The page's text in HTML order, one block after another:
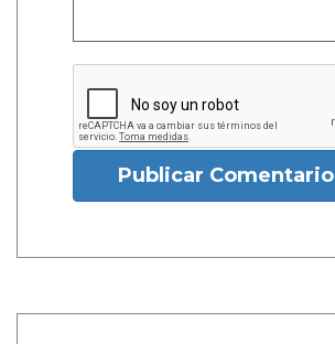
Publicar Comentario